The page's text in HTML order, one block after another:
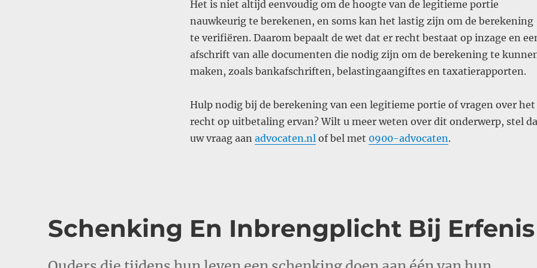
Het is niet altijd eenvoudig om de hoogte van de legitieme portie
nauwkeurig te berekenen, en soms kan het lastig zijn om de berekening
te verifiëren. Daarom bepaalt de wet dat er recht bestaat op inzage en
afschrift van alle documenten die nodig zijn om de berekening te
maken, zoals bankafschriften, belastingaangiftes en taxatierapporten.
Hulp nodig bij de berekening van een legitieme portie of vragen over het
recht op uitbetaling ervan? Wilt u meer weten over dit onderwerp, stel
uw vraag aan advocaten.nlof bel met 0900-advocaten.
Schenking En Inbrengplicht Bij Erfenis